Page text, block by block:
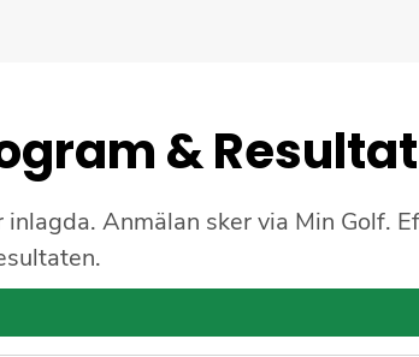
&Resultat
Anmälan sker via Min Golf.